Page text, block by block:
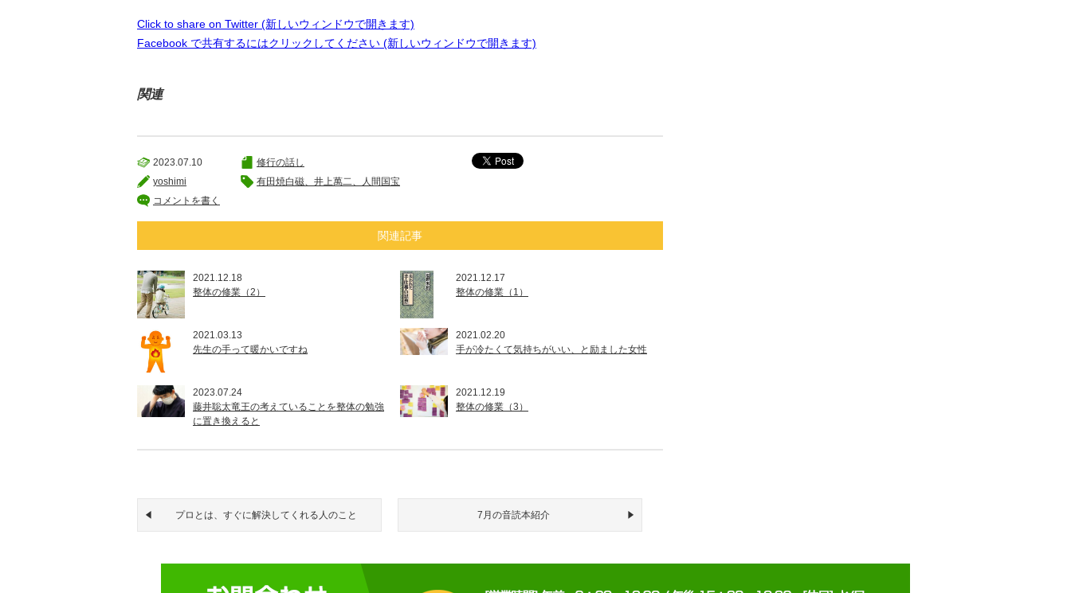
Click to share on Twitter (新しいウィンドウで開きます)
Facebook で共有するにはクリックしてください (新しいウィンドウで開きます)
関連
2023.07.10
yoshimi
コメントを書く
修行の話し
有田焼白磁、井上萬二、人間国宝
関連記事
2021.12.18
整体の修業（2）
2021.12.17
整体の修業（1）
2021.03.13
先生の手って暖かいですね
2021.02.20
手が冷たくて気持ちがいい、と励ました女性
2023.07.24
藤井聡太竜王の考えていることを整体の勉強
に置き換えると
2021.12.19
整体の修業（3）
プロとは、すぐに解決してくれる人のこと 7月の音読本紹介